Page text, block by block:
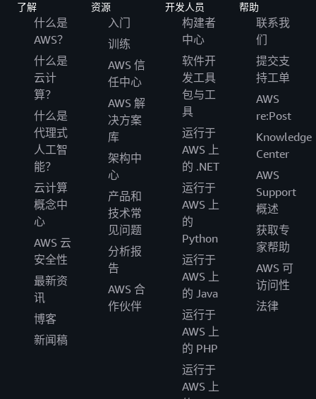
了解
什么是
AWS？
什么是
云计
算？
什么是
代理式
人工智
能？
云计算
概念中
心
AWS 云
安全性
最新资
讯
博客
新闻稿
资源
入门
训练
AWS 信
任中心
AWS 解
决方案
库
架构中
心
产品和
技术常
见问题
分析报
告
AWS 合
作伙伴
开发人员
构建者
中心
软件开
发工具
包与工
具
运行于
AWS 上
的 .NET
运行于
AWS 上
的
Python
运行于
AWS 上
的 Java
运行于
AWS 上
的 PHP
运行于
AWS 上
帮助
联系我
们
提交支
持工单
AWS
re:Post
Knowledge
Center
AWS
Support
概述
获取专
家帮助
AWS 可
访问性
法律